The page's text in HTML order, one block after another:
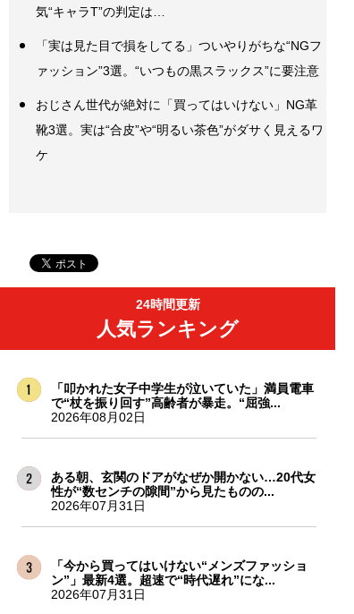
気“キャラT”の判定は…
「実は見た目で損をしてる」ついやりがちな“NGフ
ァッション”3選。“いつもの黒スラックス”に要注意
おじさん世代が絶対に「買ってはいけない」NG革
靴3選。実は“合皮”や“明るい茶色”がダサく見えるワ
ケ
24時間更新
人気ランキング
「叩かれた女子中学生が泣いていた」満員電車
で“杖を振り回す”高齢者が暴走。“屈強...
2026年08月02日
ある朝、玄関のドアがなぜか開かない…20代女
性が“数センチの隙間”から見たものの...
2026年07月31日
「今から買ってはいけない“メンズファッショ
ン”」最新4選。超速で“時代遅れ”にな...
2026年07月31日